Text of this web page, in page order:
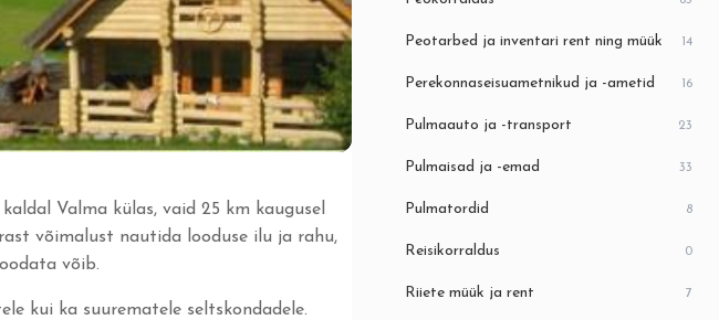
Valma külas, vaid 25 km kaugusel
võimalust nautida looduse ilu ja rahu,
võib.
kui ka suurematele seltskondadele.
Peotarbed ja inventari rent ning müük 14
Perekonnaseisuametnikud ja -ametid 16
Pulmaauto ja -transport 23
Pulmaisad ja -emad 33
Pulmatordid 8
Reisikorraldus 0
Riiete müük ja rent 7